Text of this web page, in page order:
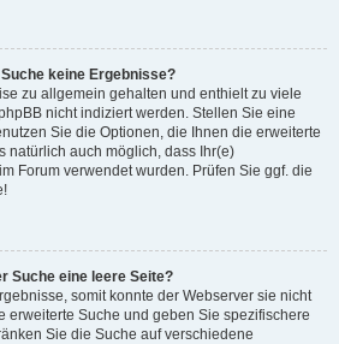
keine Ergebnisse?
zu allgemein gehalten und enthielt zu viele
nicht indiziert werden. Stellen Sie eine
Sie die Optionen, die Ihnen die erweiterte
natürlich auch möglich, dass Ihr(e)
Forum verwendet wurden. Prüfen Sie ggf. die
Suche eine leere Seite?
somit konnte der Webserver sie nicht
erweiterte Suche und geben Sie spezifischere
Sie die Suche auf verschiedene